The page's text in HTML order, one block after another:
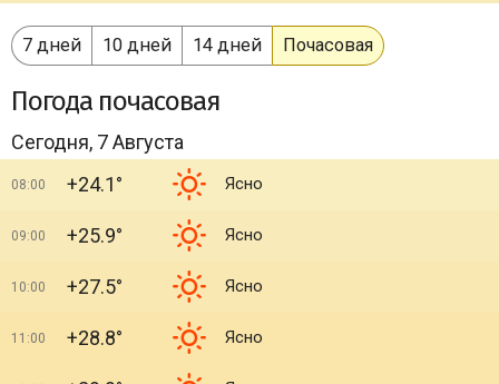
7 дней 10 дней 14 дней Почасовая
Погода почасовая
Сегодня, 7 Августа
08:00 +24.1° Ясно
09:00 +25.9° Ясно
10:00 +27.5° Ясно
11:00 +28.8° Ясно